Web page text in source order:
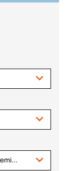
1013324 Sredstvo za uklanjanje hrđe ICE Premium